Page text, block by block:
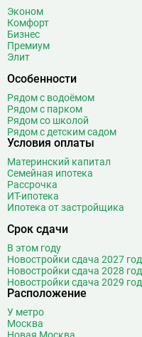
Эконом
Комфорт
Бизнес
Премиум
Элит
Особенности
Рядом с водоёмом
Рядом с парком
Рядом со школой
Рядом с детским садом
Условия оплаты
Материнский капитал
Семейная ипотека
Рассрочка
ИТ-ипотека
Ипотека от застройщика
Срок сдачи
В этом году
Новостройки сдача 2027 год
Новостройки сдача 2028 год
Новостройки сдача 2029 год
Расположение
У метро
Москва